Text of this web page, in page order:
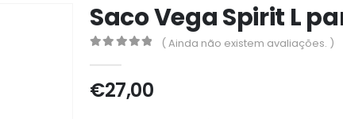
Saco Vega Spirit L
( Ainda não existem avaliações. )
€27,00